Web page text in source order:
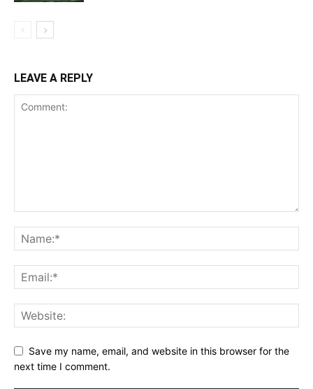
LEAVE A REPLY
Save my name, email, and website in this browser for the
next time I comment.